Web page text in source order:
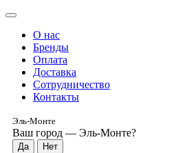
О нас
Бренды
Оплата
Доставка
Сотрудничество
Контакты
Эль-Монте
Ваш город — Эль-Монте?